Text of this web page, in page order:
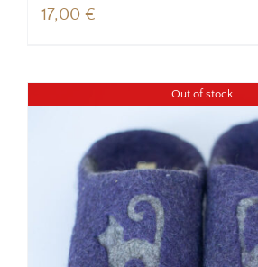
17,00 €
Out of stock